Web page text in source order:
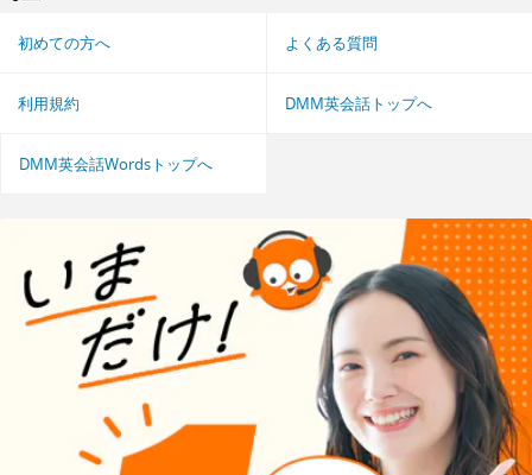
初めての方へ よくある質問
利用規約 DMM英会話トップへ
DMM英会話Wordsトップへ